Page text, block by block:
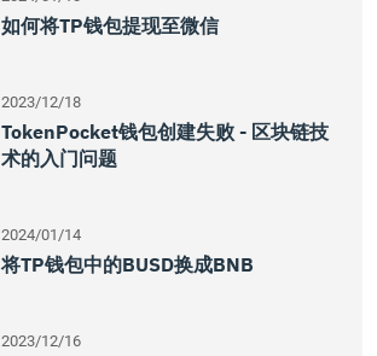
如何将TP钱包提现至微信
2023/12/18
TokenPocket钱包创建失败 - 区块链技
术的入门问题
2024/01/14
将TP钱包中的BUSD换成BNB
2023/12/16